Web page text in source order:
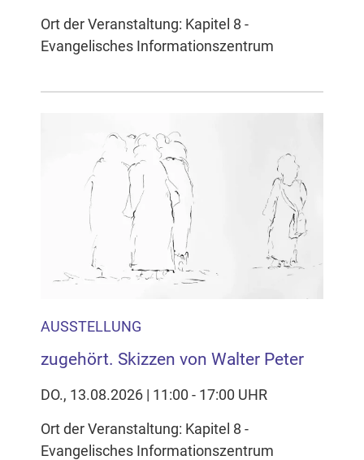
Ort der Veranstaltung: Kapitel 8 -
Evangelisches Informationszentrum
AUSSTELLUNG
zugehört. Skizzen von Walter Peter
DO., 13.08.2026 | 11:00 - 17:00 UHR
Ort der Veranstaltung: Kapitel 8 -
Evangelisches Informationszentrum